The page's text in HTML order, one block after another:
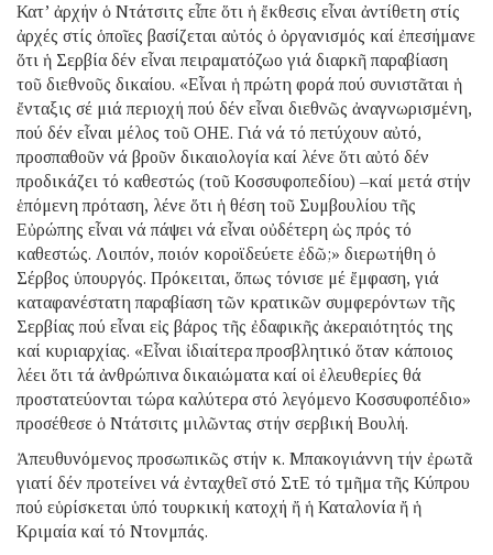
Κατ’ ἀρχήν ὁ Ντάτσιτς εἶπε ὅτι ἡ ἔκθεσις εἶναι ἀντίθετη στίς
ἀρχές στίς ὁποῖες βασίζεται αὐτός ὁ ὀργανισμός καί ἐπεσήμανε
ὅτι ἡ Σερβία δέν εἶναι πειραματόζωο γιά διαρκῆ παραβίαση
τοῦ διεθνοῦς δικαίου. «Εἶναι ἡ πρώτη φορά πού συνιστᾶται ἡ
ἔνταξις σέ μιά περιοχή πού δέν εἶναι διεθνῶς ἀναγνωρισμένη,
πού δέν εἶναι μέλος τοῦ ΟΗΕ. Γιά νά τό πετύχουν αὐτό,
προσπαθοῦν νά βροῦν δικαιολογία καί λένε ὅτι αὐτό δέν
προδικάζει τό καθεστώς (τοῦ Κοσσυφοπεδίου) –καί μετά στήν
ἑπόμενη πρόταση, λένε ὅτι ἡ θέση τοῦ Συμβουλίου τῆς
Εὐρώπης εἶναι νά πάψει νά εἶναι οὐδέτερη ὡς πρός τό
καθεστώς. Λοιπόν, ποιόν κοροϊδεύετε ἐδῶ;» διερωτήθη ὁ
Σέρβος ὑπουργός. Πρόκειται, ὅπως τόνισε μέ ἔμφαση, γιά
καταφανέστατη παραβίαση τῶν κρατικῶν συμφερόντων τῆς
Σερβίας πού εἶναι εἰς βάρος τῆς ἐδαφικῆς ἀκεραιότητός της
καί κυριαρχίας. «Εἶναι ἰδιαίτερα προσβλητικό ὅταν κάποιος
λέει ὅτι τά ἀνθρώπινα δικαιώματα καί οἱ ἐλευθερίες θά
προστατεύονται τώρα καλύτερα στό λεγόμενο Κοσσυφοπέδιο»
προσέθεσε ὁ Ντάτσιτς μιλῶντας στήν σερβική Βουλή.
Ἀπευθυνόμενος προσωπικῶς στήν κ. Μπακογιάννη τήν ἐρωτᾶ
γιατί δέν προτείνει νά ἐνταχθεῖ στό ΣτΕ τό τμῆμα τῆς Κύπρου
πού εὑρίσκεται ὑπό τουρκική κατοχή ἤ ἡ Καταλονία ἤ ἡ
Κριμαία καί τό Ντονμπάς.